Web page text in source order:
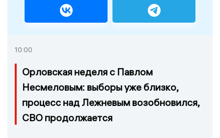
10:00
Орловская неделя с Павлом
Несмеловым: выборы уже близко,
процесс над Лежневым возобновился,
СВО продолжается